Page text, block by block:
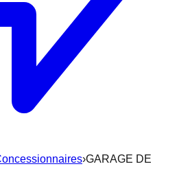
›GARAGE DE